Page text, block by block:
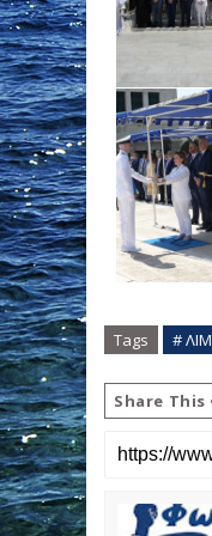
Tags #
Share This